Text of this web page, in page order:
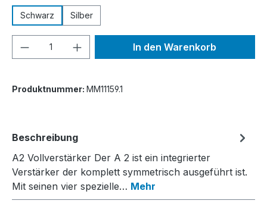
Schwarz Silber
Produkt Anzahl: Gib denIn den Warenkorb
Produktnummer: MM11159.1
Beschreibung
A2 Vollverstärker Der A 2 ist ein integrierter
Verstärker der komplett symmetrisch ausgeführt ist.
Mit seinen vier spezielle… Mehr